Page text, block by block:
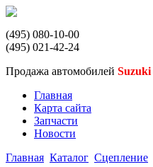
(495) 080-10-00
(495) 021-42-24
Продажа автомобилей Suzuki
Главная
Карта сайта
Запчасти
Новости
Главная Каталог Сцепление